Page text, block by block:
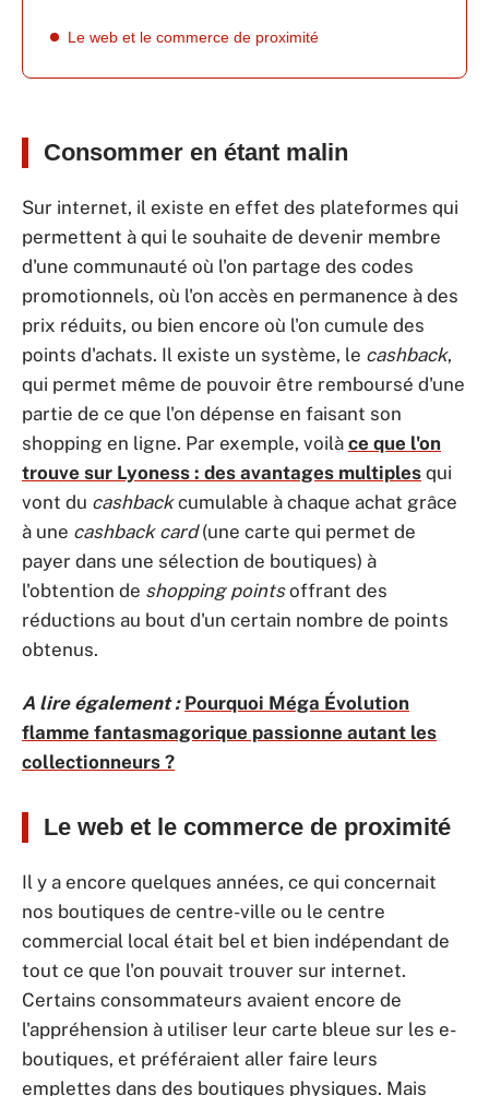
Le web et le commerce de proximité
Consommer en étant malin
Sur internet, il existe en effet des plateformes qui
permettent à qui le souhaite de devenir membre
d'une communauté où l'on partage des codes
promotionnels, où l'on accès en permanence à des
prix réduits, ou bien encore où l'on cumule des
points d'achats. Il existe un système, le cashback,
qui permet même de pouvoir être remboursé d'une
partie de ce que l'on dépense en faisant son
shopping en ligne. Par exemple, voilà ce que l'on
trouve sur Lyoness : des avantages multiples qui
vont du cashbackcumulable à chaque achat grâce
à une cashback card(une carte qui permet de
payer dans une sélection de boutiques) à
l'obtention de shopping pointsoffrant des
réductions au bout d'un certain nombre de points
obtenus.
A lire également : Pourquoi Méga Évolution
flamme fantasmagorique passionne autant les
collectionneurs ?
Le web et le commerce de proximité
Il y a encore quelques années, ce qui concernait
nos boutiques de centre-ville ou le centre
commercial local était bel et bien indépendant de
tout ce que l'on pouvait trouver sur internet.
Certains consommateurs avaient encore de
l'appréhension à utiliser leur carte bleue sur les e-
boutiques, et préféraient aller faire leurs
emplettes dans des boutiques physiques. Mais